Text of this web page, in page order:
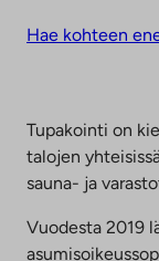
Hae kohteen
Tupakointi on
talojen
sauna- ja
Vuodesta 2019